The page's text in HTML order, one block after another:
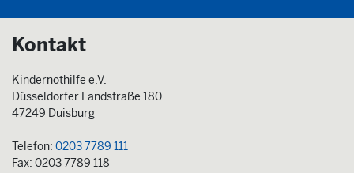
Kontakt
Kindernothilfe e.V.
Düsseldorfer Landstraße 180
47249 Duisburg
Telefon: 0203 7789 111
Fax: 0203 7789 118